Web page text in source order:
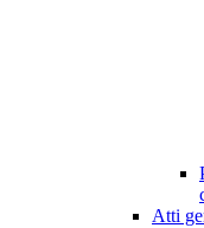
Atti